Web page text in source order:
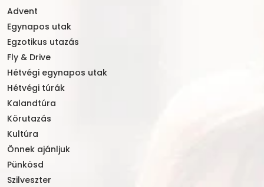
Advent
Egynapos utak
Egzotikus utazás
Fly & Drive
Hétvégi egynapos utak
Hétvégi túrák
Kalandtúra
Körutazás
Kultúra
Önnek ajánljuk
Pünkösd
Szilveszter